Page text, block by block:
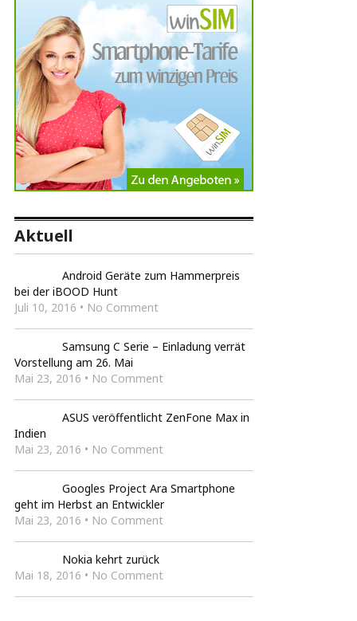
Aktuell
Android Geräte zum Hammerpreis
bei der iBOOD Hunt
Juli 10, 2016 • No Comment
Samsung C Serie – Einladung verrät
Vorstellung am 26. Mai
Mai 23, 2016 • No Comment
ASUS veröffentlicht ZenFone Max in
Indien
Mai 23, 2016 • No Comment
Googles Project Ara Smartphone
geht im Herbst an Entwickler
Mai 23, 2016 • No Comment
Nokia kehrt zurück
Mai 18, 2016 • No Comment